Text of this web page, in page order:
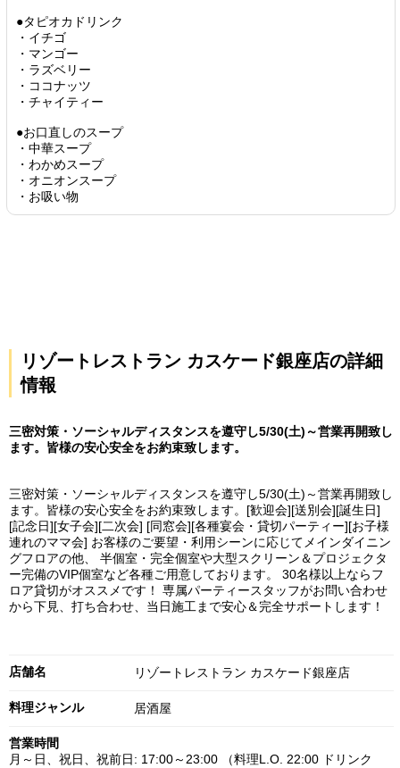
●タピオカドリンク
・イチゴ
・マンゴー
・ラズベリー
・ココナッツ
・チャイティー
●お口直しのスープ
・中華スープ
・わかめスープ
・オニオンスープ
・お吸い物
リゾートレストラン カスケード銀座店の詳細
情報
三密対策・ソーシャルディスタンスを遵守し5/30(土)～営業再開致し
ます。皆様の安心安全をお約束致します。
三密対策・ソーシャルディスタンスを遵守し5/30(土)～営業再開致し
ます。皆様の安心安全をお約束致します。[歓迎会][送別会][誕生日]
[記念日][女子会][二次会] [同窓会][各種宴会・貸切パーティー][お子様
連れのママ会] お客様のご要望・利用シーンに応じてメインダイニン
グフロアの他、 半個室・完全個室や大型スクリーン＆プロジェクタ
ー完備のVIP個室など各種ご用意しております。 30名様以上ならフ
ロア貸切がオススメです！ 専属パーティースタッフがお問い合わせ
から下見、打ち合わせ、当日施工まで安心＆完全サポートします！
店舗名 リゾートレストラン カスケード銀座店
料理ジャンル 居酒屋
営業時間
月～日、祝日、祝前日: 17:00～23:00 （料理L.O. 22:00 ドリンク